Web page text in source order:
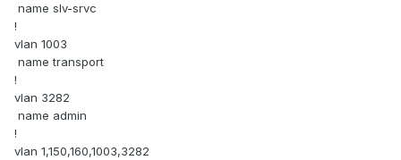
name slv-srvc
!
vlan 1003
name transport
!
vlan 3282
name admin
!
vlan 1,150,160,1003,3282